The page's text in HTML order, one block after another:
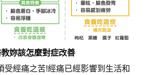
妳該怎麼對症改善
受經痛之苦!經痛已經影響到生活和